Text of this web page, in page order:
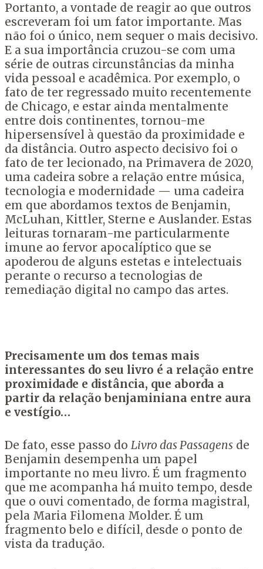
Portanto, a vontade de reagir ao que outros
escreveram foi um fator importante. Mas
não foi o único, nem sequer o mais decisivo.
E a sua importância cruzou-se com uma
série de outras circunstâncias da minha
vida pessoal e acadêmica. Por exemplo, o
fato de ter regressado muito recentemente
de Chicago, e estar ainda mentalmente
entre dois continentes, tornou-me
hipersensível à questão da proximidade e
da distância. Outro aspecto decisivo foi o
fato de ter lecionado, na Primavera de 2020,
uma cadeira sobre a relação entre música,
tecnologia e modernidade — uma cadeira
em que abordamos textos de Benjamin,
McLuhan, Kittler, Sterne e Auslander. Estas
leituras tornaram-me particularmente
imune ao fervor apocalíptico que se
apoderou de alguns estetas e intelectuais
perante o recurso a tecnologias de
remediação digital no campo das artes.
Precisamente um dos temas mais
interessantes do seu livro é a relação entre
proximidade e distância, que aborda a
partir da relação benjaminiana entre aura
e vestígio…
De fato, esse passo do Livro das Passagens de
Benjamin desempenha um papel
importante no meu livro. É um fragmento
que me acompanha há muito tempo, desde
que o ouvi comentado, de forma magistral,
pela Maria Filomena Molder. É um
fragmento belo e difícil, desde o ponto de
vista da tradução.